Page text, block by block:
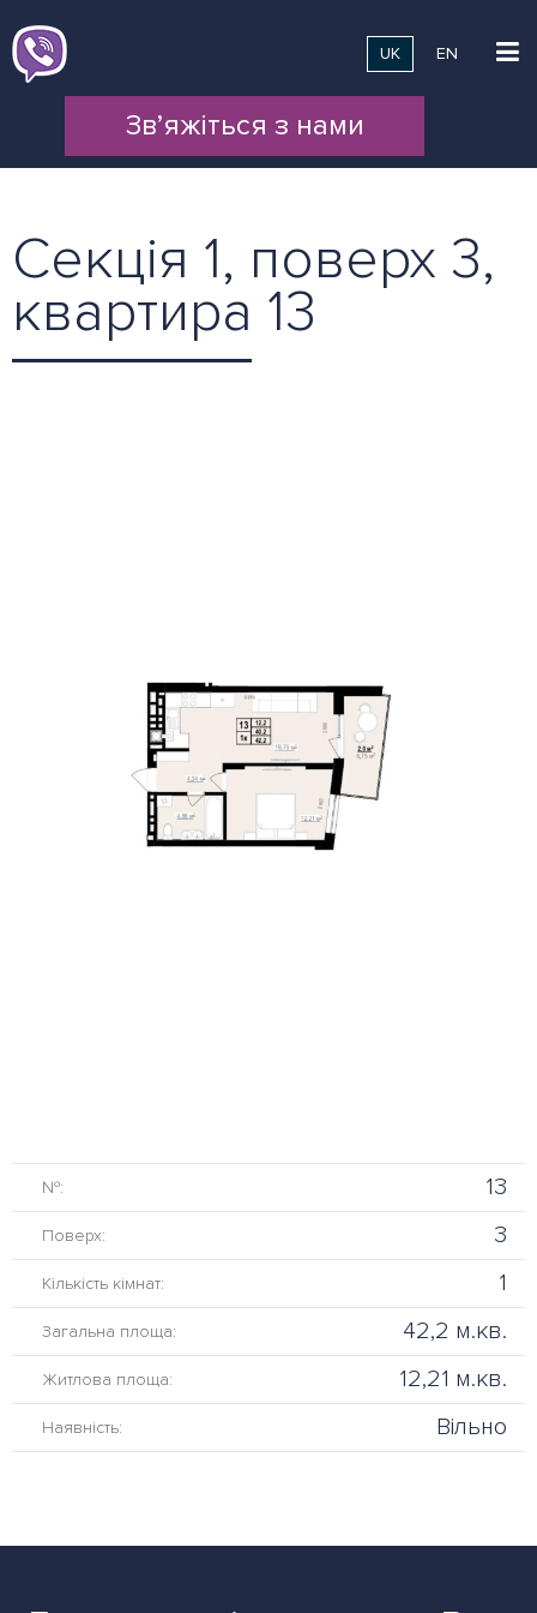
UK EN
Зв’яжіться з нами
Секція 1, поверх 3,
квартира 13
№: 13
Поверх: 3
Кількість кімнат: 1
Загальна площа: 42,2 м.кв.
Житлова площа: 12,21 м.кв.
Наявність: Вільно